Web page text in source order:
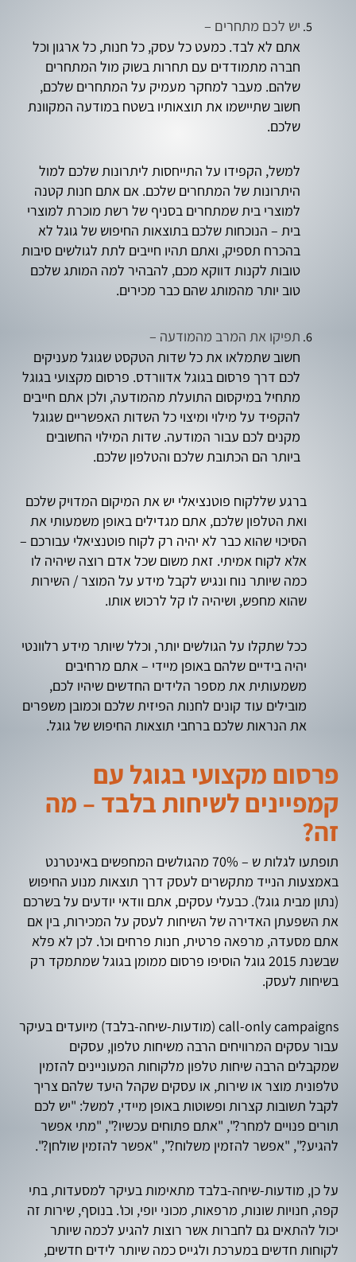
יש לכם מתחרים –
אתם לא לבד. כמעט כל עסק, כל חנות, כל ארגון וכל
חברה מתמודדים עם תחרות בשוק מול המתחרים
שלהם. מעבר למחקר מעמיק על המתחרים שלכם,
חשוב שתיישמו את תוצאותיו בשטח במודעה המקוונת
שלכם.
למשל, הקפידו על התייחסות ליתרונות שלכם למול
היתרונות של המתחרים שלכם. אם אתם חנות קטנה
למוצרי בית שמתחרים בסניף של רשת מוכרת למוצרי
בית – הנוכחות שלכם בתוצאות החיפוש של גוגל לא
בהכרח תספיק, ואתם תהיו חייבים לתת לגולשים סיבות
טובות לקנות דווקא מכם, להבהיר למה המותג שלכם
טוב יותר מהמותג שהם כבר מכירים.
תפיקו את המרב מהמודעה –
חשוב שתמלאו את כל שדות הטקסט שגוגל מעניקים
לכם דרך פרסום בגוגל אדוורדס. פרסום מקצועי בגוגל
מתחיל במיקסום התועלת מהמודעה, ולכן אתם חייבים
להקפיד על מילוי ומיצוי כל השדות האפשריים שגוגל
מקנים לכם עבור המודעה. שדות המילוי החשובים
ביותר הם הכתובת שלכם והטלפון שלכם.
ברגע שללקוח פוטנציאלי יש את המיקום המדויק שלכם
ואת הטלפון שלכם, אתם מגדילים באופן משמעותי את
הסיכוי שהוא כבר לא יהיה רק לקוח פוטנציאלי עבורכם –
אלא לקוח אמיתי. זאת משום שכל אדם רוצה שיהיה לו
כמה שיותר נוח ונגיש לקבל מידע על המוצר / השירות
שהוא מחפש, ושיהיה לו קל לרכוש אותו.
ככל שתקלו על הגולשים יותר, וכלל שיותר מידע רלוונטי
יהיה בידיים שלהם באופן מיידי – אתם מרחיבים
משמעותית את מספר הלידים החדשים שיהיו לכם,
מובילים עוד קונים לחנות הפיזית שלכם וכמובן משפרים
את הנראות שלכם ברחבי תוצאות החיפוש של גוגל.
פרסום מקצועי בגוגל עם
קמפיינים לשיחות בלבד – מה
זה?
תופתעו לגלות ש – 70% מהגולשים המחפשים באינטרנט
באמצעות הנייד מתקשרים לעסק דרך תוצאות מנוע החיפוש
(נתון מבית גוגל). כבעלי עסקים, אתם וודאי יודעים על בשרכם
את השפעתן האדירה של השיחות לעסק על המכירות, בין אם
אתם מסעדה, מרפאה פרטית, חנות פרחים וכו'. לכן לא פלא
שבשנת 2015 גוגל הוסיפו פרסום ממומן בגוגל שמתמקד רק
בשיחות לעסק.
call-only campaigns (מודעות-שיחה-בלבד) מיועדים בעיקר
עבור עסקים המרוויחים הרבה משיחות טלפון, עסקים
שמקבלים הרבה שיחות טלפון מלקוחות המעוניינים להזמין
טלפונית מוצר או שירות, או עסקים שקהל היעד שלהם צריך
לקבל תשובות קצרות ופשוטות באופן מיידי, למשל: "יש לכם
תורים פנויים למחר?", "אתם פתוחים עכשיו?", "מתי אפשר
להגיע?", "אפשר להזמין משלוח?", "אפשר להזמין שולחן?".
על כן, מודעות-שיחה-בלבד מתאימות בעיקר למסעדות, בתי
קפה, חנויות שונות, מרפאות, מכוני יופי, וכו'. בנוסף, שירות זה
יכול להתאים גם לחברות אשר רוצות להגיע לכמה שיותר
לקוחות חדשים במערכת ולגייס כמה שיותר לידים חדשים,